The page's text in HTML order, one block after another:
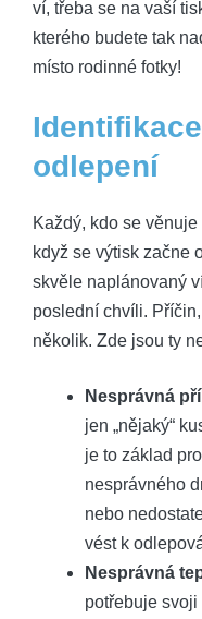
ví, třeba se na vaší
kterého budete tak
místo rodinné fotky!
odlepení
Každý, kdo se
když se výtisk začne
skvěle naplánovaný
poslední chvíli.
několik. Zde jsou ty
Nesprávná
jen „nějaký“
je to základ
nesprávného
nebo
vést k
Nesprávná
potřebuje svoji